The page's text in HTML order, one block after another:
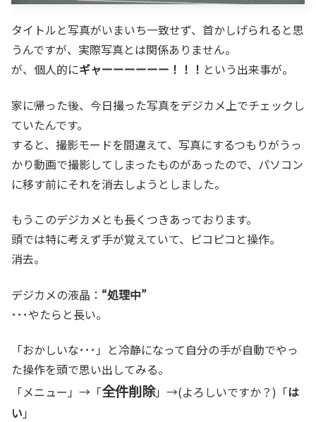
タイトルと写真がいまいち一致せず、首かしげられると思
うんですが、実際写真とは関係ありません。
が、個人的にギャーーーーーー！！！ という出来事が。
家に帰った後、今日撮った写真をデジカメ上でチェックし
ていたんです。
すると、撮影モードを間違えて、写真にするつもりがうっ
かり動画で撮影してしまったものがあったので、パソコン
に移す前にそれを消去しようとしました。
もうこのデジカメとも長くつきあっております。
頭では特に考えず手が覚えていて、ピコピコと操作。
消去。
デジカメの液晶： “処理中”
･･･やたらと長い。
「おかしいな･･･」と冷静になって自分の手が自動でやっ
た操作を頭で思い出してみる。
「メニュー」→「全件削除」→(よろしいですか？)「は
い 」